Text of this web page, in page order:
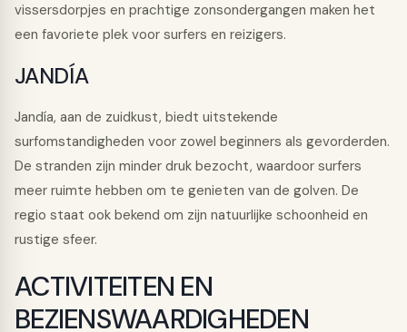
vissersdorpjes en prachtige zonsondergangen maken het
een favoriete plek voor surfers en reizigers.
JANDÍA
Jandía, aan de zuidkust, biedt uitstekende
surfomstandigheden voor zowel beginners als gevorderden.
De stranden zijn minder druk bezocht, waardoor surfers
meer ruimte hebben om te genieten van de golven. De
regio staat ook bekend om zijn natuurlijke schoonheid en
rustige sfeer.
ACTIVITEITEN EN
BEZIENSWAARDIGHEDEN